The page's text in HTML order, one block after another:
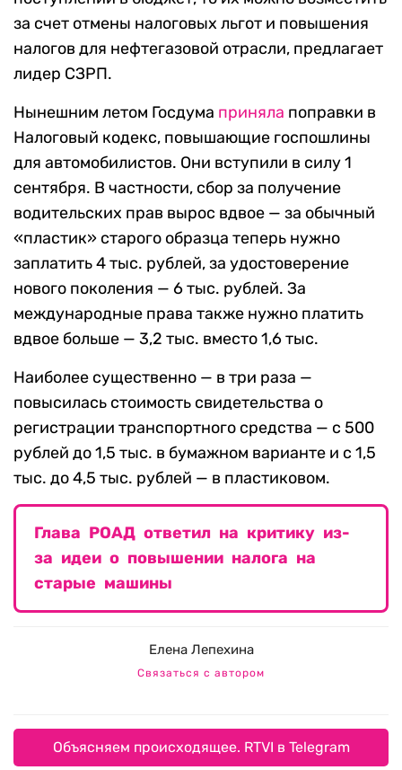
за счет отмены налоговых льгот и повышения
налогов для нефтегазовой отрасли, предлагает
лидер СЗРП.
Нынешним летом Госдума приняла поправки в
Налоговый кодекс, повышающие госпошлины
для автомобилистов. Они вступили в силу 1
сентября. В частности, сбор за получение
водительских прав вырос вдвое — за обычный
«пластик» старого образца теперь нужно
заплатить 4 тыс. рублей, за удостоверение
нового поколения — 6 тыс. рублей. За
международные права также нужно платить
вдвое больше — 3,2 тыс. вместо 1,6 тыс.
Наиболее существенно — в три раза —
повысилась стоимость свидетельства о
регистрации транспортного средства — с 500
рублей до 1,5 тыс. в бумажном варианте и с 1,5
тыс. до 4,5 тыс. рублей — в пластиковом.
Глава РОАД ответил на критику из-
за идеи о повышении налога на
старые машины
Елена Лепехина
Связаться с автором
Объясняем происходящее. RTVI в Telegram